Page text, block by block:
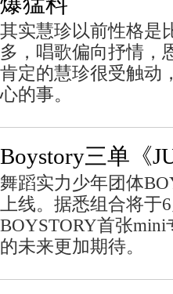
其实慧珍以前性格是
多，唱歌偏向抒情，
肯定的慧珍很受触动
心的事。
Boystory三单《
舞蹈实力少年团体
上线。据悉组合将于
BOYSTORY首张
的未来更加期待。